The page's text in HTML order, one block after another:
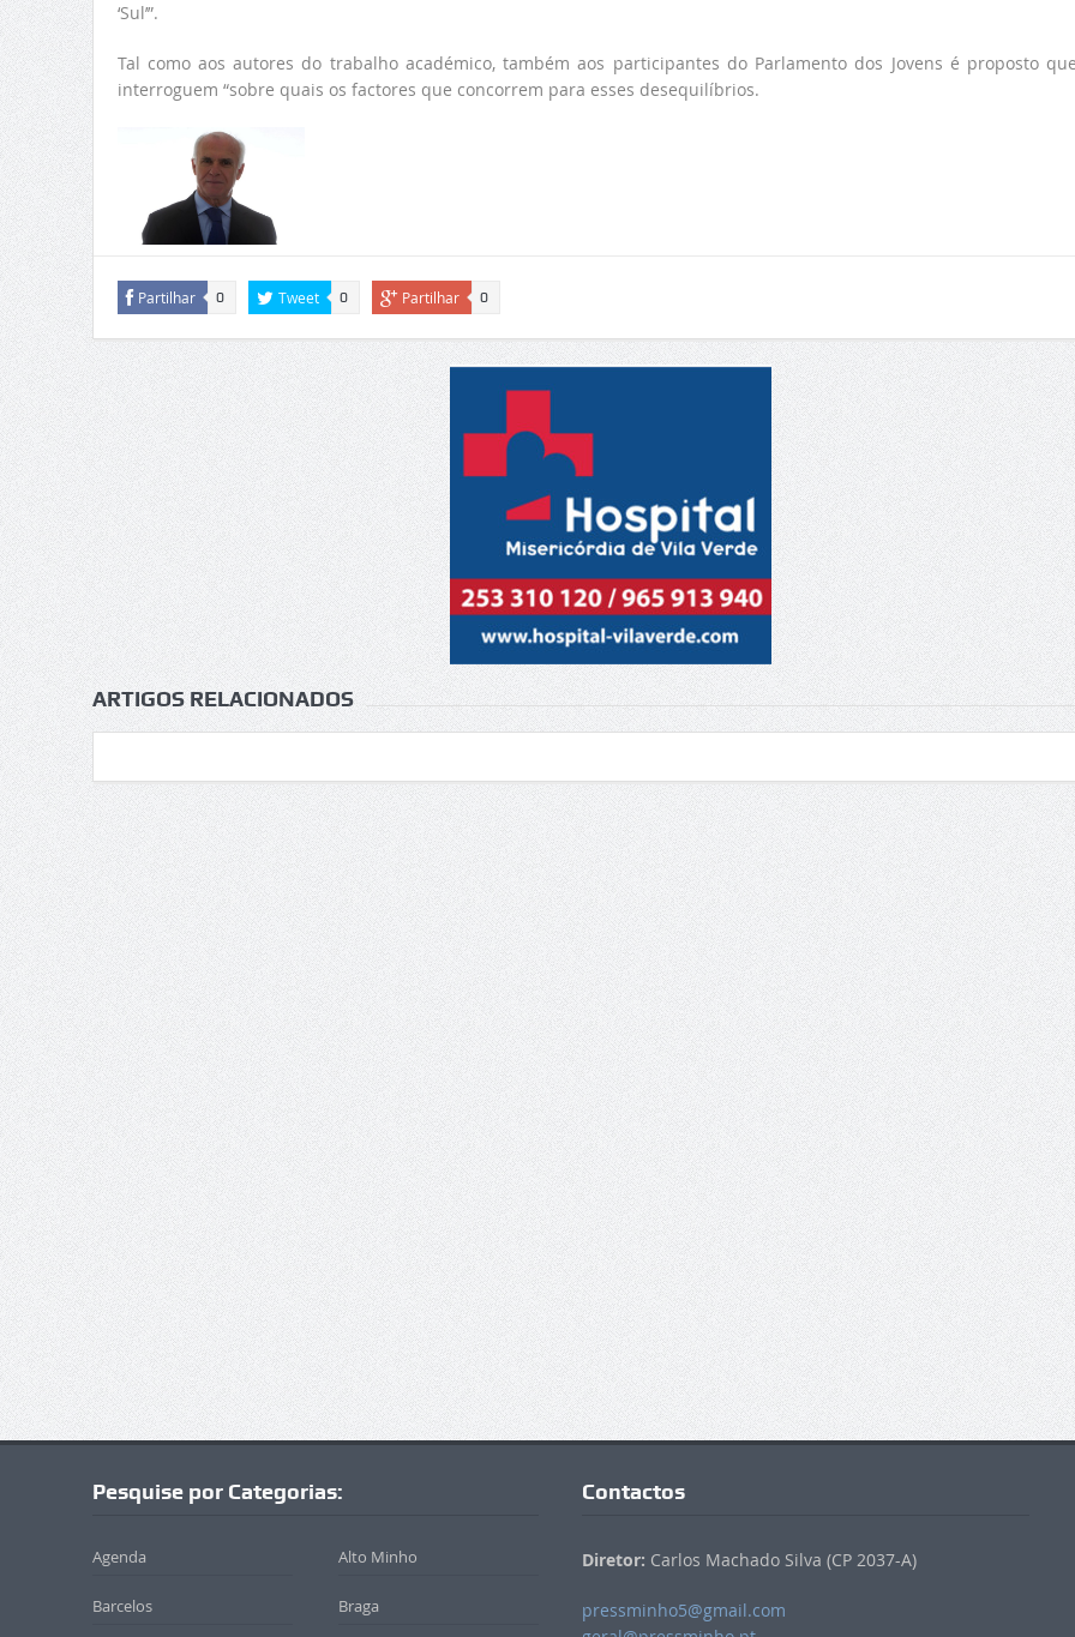
‘Sul’”.
Tal como aos autores do trabalho académico, também aos participantes do Parlamento dos Jovens é proposto
interroguem “sobre quais os factores que concorrem para esses desequilíbrios.
Partilhar 0 Tweet 0 Partilhar 0
ARTIGOS RELACIONADOS
Pesquise por Categorias:
Agenda Alto Minho
Barcelos Braga
Contactos
Diretor: Carlos Machado Silva (CP 2037-A)
pressminho5@gmail.com